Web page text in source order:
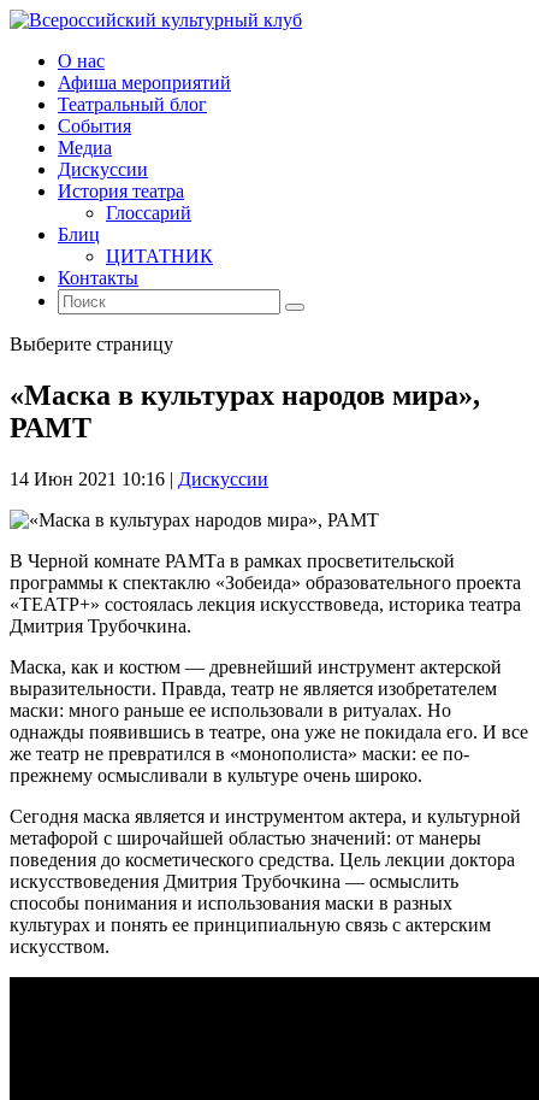
О нас
Афиша мероприятий
Театральный блог
События
Медиа
Дискуссии
История театра
Глоссарий
Блиц
ЦИТАТНИК
Контакты
Выберите страницу
«Маска в культурах народов мира»,
РАМТ
14 Июн 2021 10:16 | Дискуссии
В Черной комнате РАМТа в рамках просветительской
программы к спектаклю «Зобеида» образовательного проекта
«ТЕАТР+» состоялась лекция искусствоведа, историка театра
Дмитрия Трубочкина.
Маска, как и костюм — древнейший инструмент актерской
выразительности. Правда, театр не является изобретателем
маски: много раньше ее использовали в ритуалах. Но
однажды появившись в театре, она уже не покидала его. И все
же театр не превратился в «монополиста» маски: ее по-
прежнему осмысливали в культуре очень широко.
Сегодня маска является и инструментом актера, и культурной
метафорой с широчайшей областью значений: от манеры
поведения до косметического средства. Цель лекции доктора
искусствоведения Дмитрия Трубочкина — осмыслить
способы понимания и использования маски в разных
культурах и понять ее принципиальную связь с актерским
искусством.